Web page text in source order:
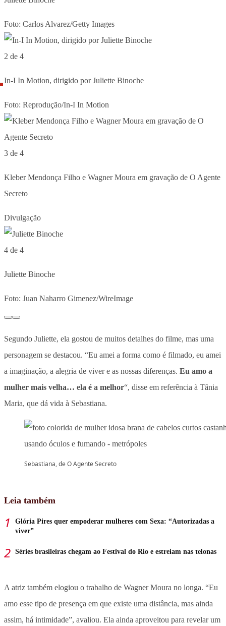
Foto: Carlos Alvarez/Getty Images
2 de 4
In-I In Motion, dirigido por Juliette Binoche
Foto: Reprodução/In-I In Motion
3 de 4
Kleber Mendonça Filho e Wagner Moura em gravação de O Agente
Secreto
Divulgação
4 de 4
Juliette Binoche
Foto: Juan Naharro Gimenez/WireImage
Segundo Juliette, ela gostou de muitos detalhes do filme, mas uma
personagem se destacou. “Eu amei a forma como é filmado, eu amei
a imaginação, a alegria de viver e as nossas diferenças. Eu amo a
mulher mais velha… ela é a melhor“, disse em referência à Tânia
Maria, que dá vida à Sebastiana.
Sebastiana, de O Agente Secreto
Leia também
Glória Pires quer empoderar mulheres com Sexa: “Autorizadas a
viver”
Séries brasileiras chegam ao Festival do Rio e estreiam nas telonas
A atriz também elogiou o trabalho de Wagner Moura no longa. “Eu
amo esse tipo de presença em que existe uma distância, mas ainda
assim, há intimidade”, avaliou. Ela ainda aproveitou para revelar um